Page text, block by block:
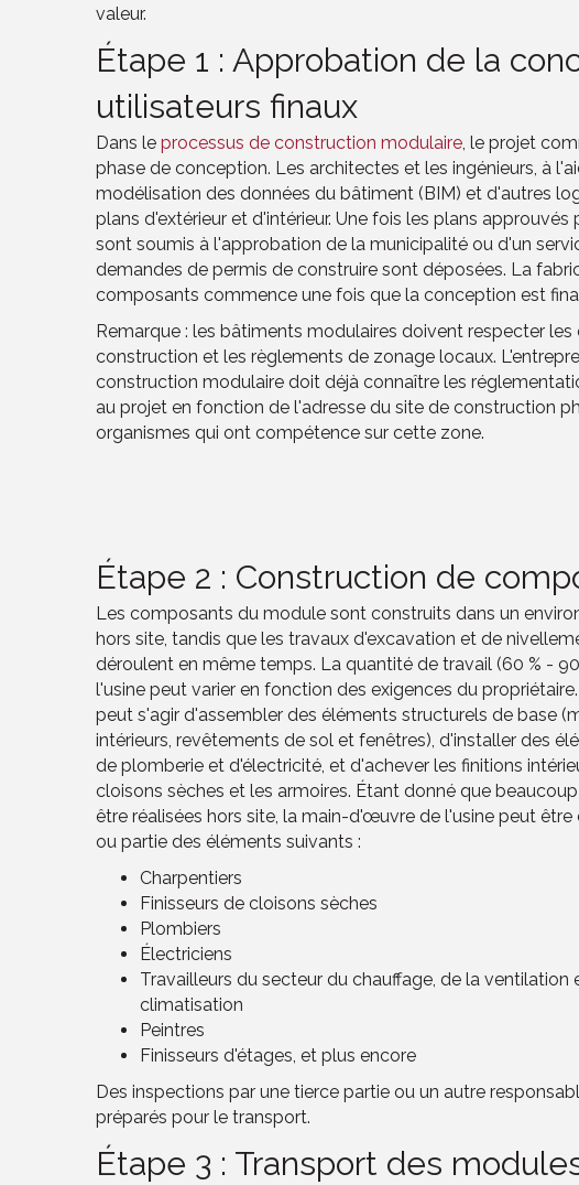
valeur.
Étape 1 : Approbation de la
utilisateurs finaux
Dans le processus de construction modulaire, le projet
phase de conception. Les architectes et les ingénieurs, à
modélisation des données du bâtiment (BIM) et d'autres
plans d'extérieur et d'intérieur. Une fois les plans approuvés
sont soumis à l'approbation de la municipalité ou d'un
demandes de permis de construire sont déposées. La
composants commence une fois que la conception est
Remarque : les bâtiments modulaires doivent respecter les
construction et les règlements de zonage locaux.
construction modulaire doit déjà connaître les
au projet en fonction de l'adresse du site de construction
organismes qui ont compétence sur cette zone.
Étape 2 : Construction de
Les composants du module sont construits dans un
hors site, tandis que les travaux d'excavation et de
déroulent en même temps. La quantité de travail (60 % -
l'usine peut varier en fonction des exigences du
peut s'agir d'assembler des éléments structurels de base
intérieurs, revêtements de sol et fenêtres), d'installer des
de plomberie et d'électricité, et d'achever les finitions
cloisons sèches et les armoires. Étant donné que
être réalisées hors site, la main-d'œuvre de l'usine peut
ou partie des éléments suivants :
Charpentiers
Finisseurs de cloisons sèches
Plombiers
Électriciens
Travailleurs du secteur du chauffage, de la ventilation
climatisation
Peintres
Finisseurs d'étages, et plus encore
Des inspections par une tierce partie ou un autre
préparés pour le transport.
Étape 3 : Transport des